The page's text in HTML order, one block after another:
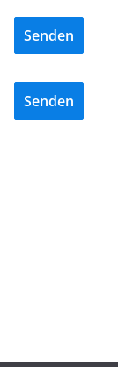
Senden
Senden